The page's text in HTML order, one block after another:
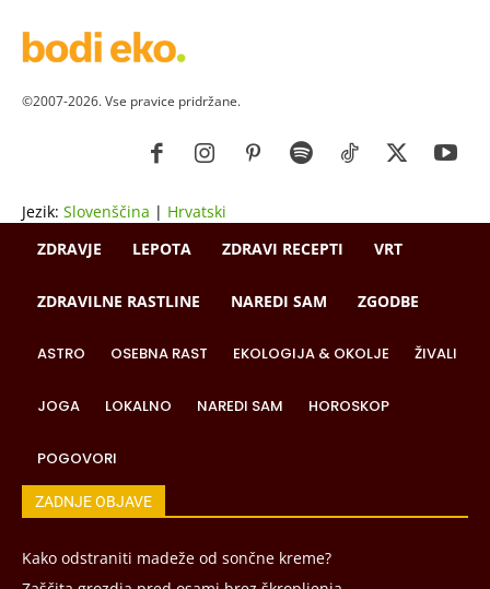
©2007-2026. Vse pravice pridržane.
Jezik: Slovenščina | Hrvatski
ZDRAVJE
LEPOTA ZDRAVI RECEPTI VRT
ZDRAVILNE RASTLINE NAREDI SAM ZGODBE
ASTRO OSEBNA RAST EKOLOGIJA & OKOLJE ŽIVALI
JOGA LOKALNO NAREDI SAM HOROSKOP
POGOVORI
ZADNJE OBJAVE
Kako odstraniti madeže od sončne kreme?